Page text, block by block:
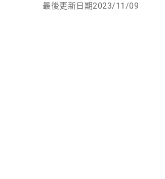
最後更新日期2023/11/09